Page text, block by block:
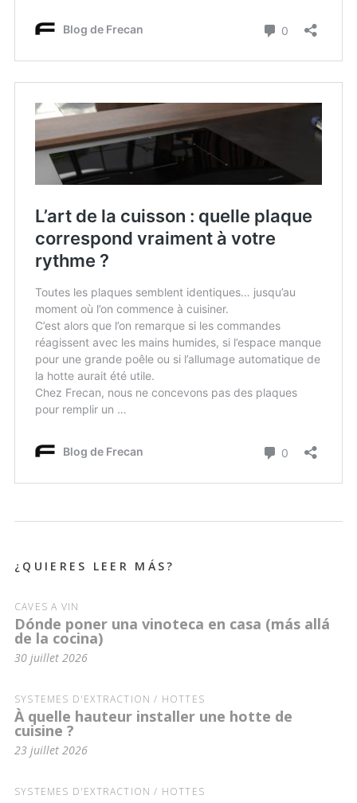
¿QUIERES LEER MÁS?
CAVES À VIN
Dónde poner una vinoteca en casa (más allá
de la cocina)
30 juillet 2026
SYSTÈMES D'EXTRACTION / HOTTES
À quelle hauteur installer une hotte de
cuisine ?
23 juillet 2026
SYSTÈMES D'EXTRACTION / HOTTES